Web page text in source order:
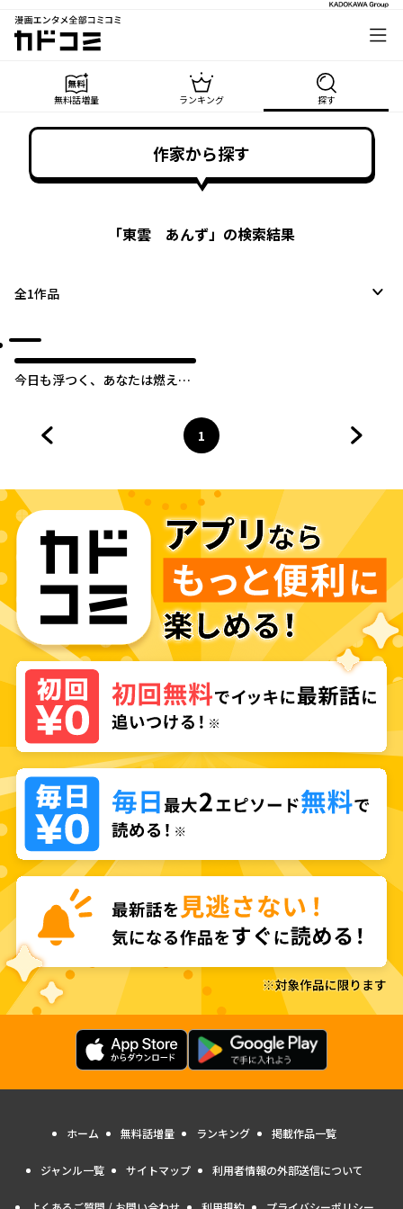
漫画エンタメ全部コミコミ
カドコミ
無料話増量 ランキング 探す
作家から探す
「東雲 あんず」の検索結果
全1作品
今日も浮つく、あなたは燃える
ページ
1
へ
ホーム 無料話増量 ランキング 掲載作品一覧
ジャンル一覧 サイトマップ 利用者情報の外部送信について